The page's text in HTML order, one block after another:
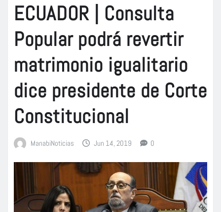
ECUADOR | Consulta
Popular podrá revertir
matrimonio igualitario
dice presidente de Corte
Constitucional
ManabiNoticias Jun 14, 2019 0